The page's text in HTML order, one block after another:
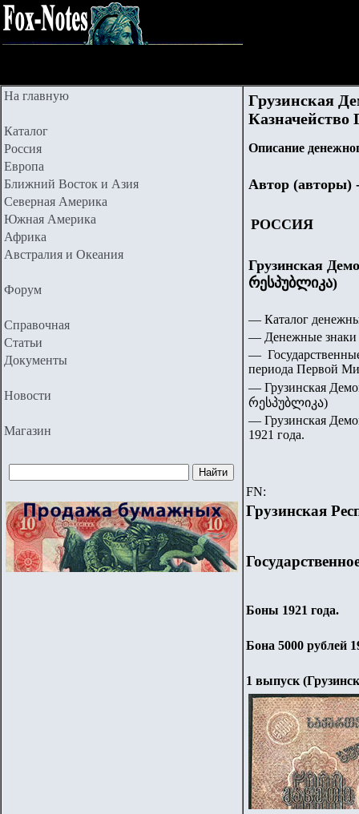
На главную
Каталог
Россия
Европа
Ближний Восток и Азия
Северная Америка
Южная Америка
Африка
Австралия и Океания
Форум
Справочная
Статьи
Документы
Новости
Магазин
Грузинская
Казначейство
Описание
Автор (авторы)
РОССИЯ
Грузинская
რესპუბლიკა)
— Каталог
— Денежные знаки
—
периода Первой
— Грузинская
რესპუბლიკა)
— Грузинская
1921 года.
FN:
Грузинская
Боны 1921 года.
Бона 5000 рублей
1 выпуск